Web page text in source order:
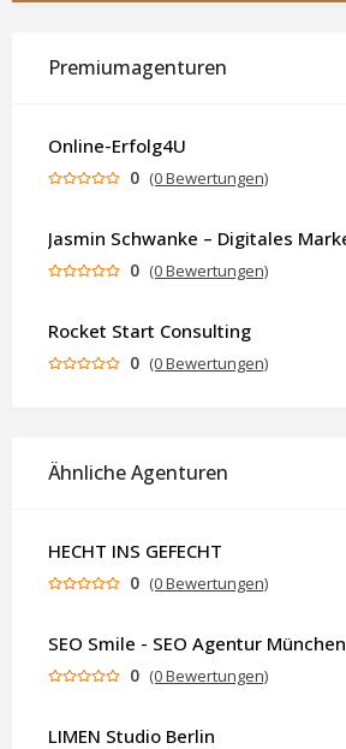
Premiumagenturen
Online-Erfolg4U
0 (0 Bewertungen)
0 (0 Bewertungen)
Rocket Start Consulting
0 (0 Bewertungen)
Ähnliche Agenturen
HECHT INS GEFECHT
0 (0 Bewertungen)
SEO Smile - SEO Agentur München
0 (0 Bewertungen)
LIMEN Studio Berlin